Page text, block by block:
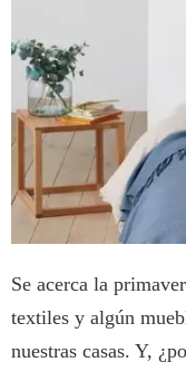
Se acerca la
textiles y algún
nuestras casas. Y,